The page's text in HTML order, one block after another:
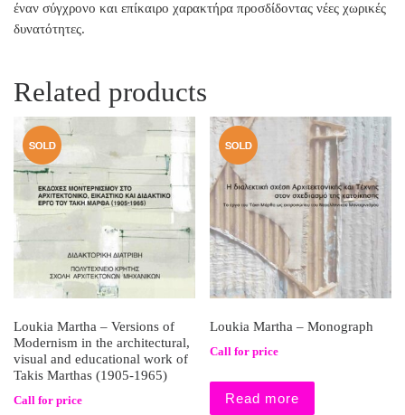
έναν σύγχρονο και επίκαιρο χαρακτήρα προσδίδοντας νέες χωρικές
δυνατότητες.
Related products
Loukia Martha – Versions of
Modernism in the architectural,
visual and educational work of
Takis Marthas (1905-1965)
Call for price
Loukia Martha – Monograph
Call for price
Read more